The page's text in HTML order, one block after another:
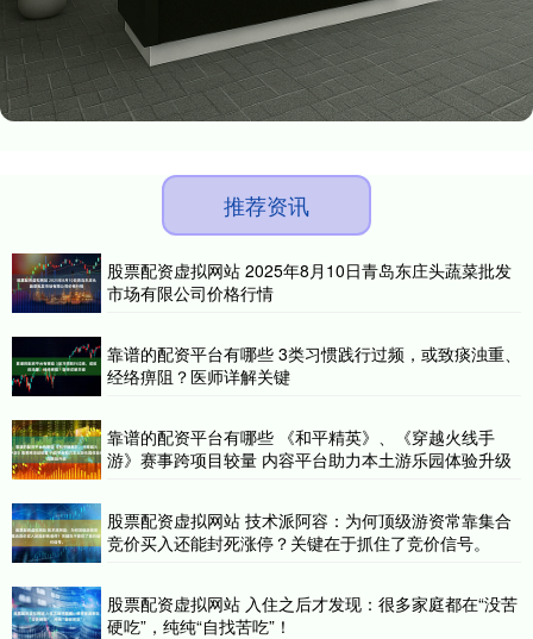
推荐资讯
股票配资虚拟网站 2025年8月10日青岛东庄头蔬菜批发
市场有限公司价格行情
靠谱的配资平台有哪些 3类习惯践行过频，或致痰浊重、
经络痹阻？医师详解关键
靠谱的配资平台有哪些 《和平精英》、《穿越火线手
游》赛事跨项目较量 内容平台助力本土游乐园体验升级
股票配资虚拟网站 技术派阿容：为何顶级游资常靠集合
竞价买入还能封死涨停？关键在于抓住了竞价信号。
股票配资虚拟网站 入住之后才发现：很多家庭都在“没苦
硬吃”，纯纯“自找苦吃”！